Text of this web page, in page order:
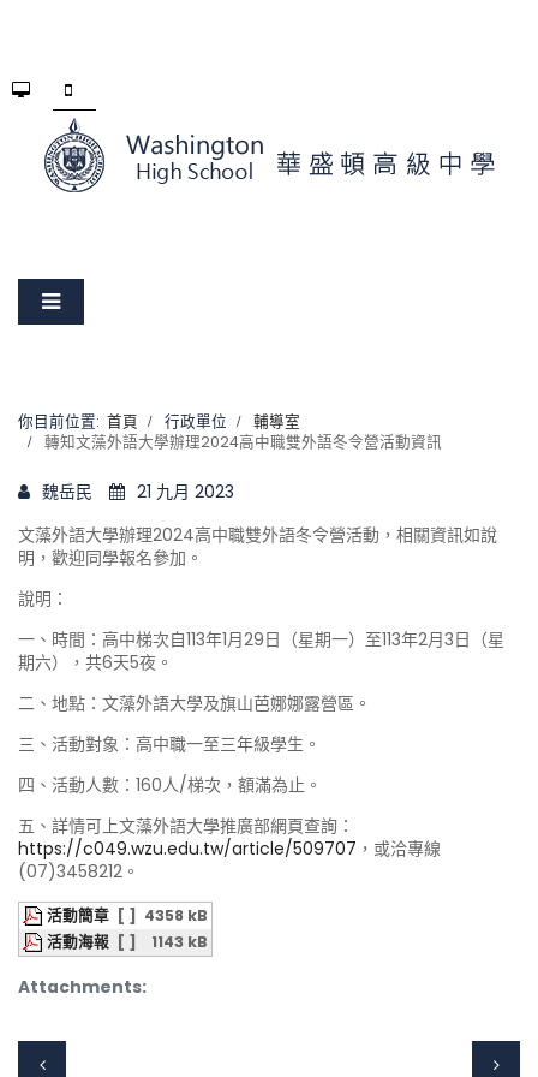
你目前位置: 首頁 行政單位
輔導室
轉知文藻外語大學辦理2024高中職雙外語冬令營活動資訊
魏岳民
21 九月 2023
文藻外語大學辦理2024高中職雙外語冬令營活動，相關資訊如說
明，歡迎同學報名參加。
說明：
一、時間：高中梯次自113年1月29日（星期一）至113年2月3日（星
期六），共6天5夜。
二、地點：文藻外語大學及旗山芭娜娜露營區。
三、活動對象：高中職一至三年級學生。
四、活動人數：160人/梯次，額滿為止。
五、詳情可上文藻外語大學推廣部網頁查詢：
https://c049.wzu.edu.tw/article/509707 ，或洽專線
(07)3458212。
Attachments:
活動簡章 [ ]
4358 kB
活動海報 [ ] 1143 kB